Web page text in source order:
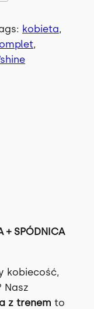
kobieta
+ SPÓDNICA
kobiecość,
Nasz
z trenem to